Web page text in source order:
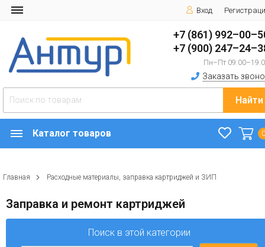
Вход
+7 (861)
+7 (900)
Пн–Пт
Заказать
Найти
Каталог товаров
Главная Расходные материалы, заправка картриджей и ЗИП
Заправка и ремонт картриджей
Поиск в этой категории